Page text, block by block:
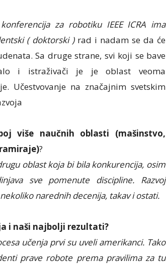
za robotiku IEEE ICRA ima
( doktorski )rad i nadam se da će
Sa druge strane, svi koji se bave
i istraživači je je oblast veoma
Učestvovanje na značajnim svetskim
više naučnih oblasti (mašinstvo,
?
oblast koja bi bila konkurencija, osim
sve pomenute discipline. Razvoj
narednih decenija, takav i ostati.
i naši najbolji rezultati?
učenja prvi su uveli amerikanci. Tako
prave robote prema pravilima za tu